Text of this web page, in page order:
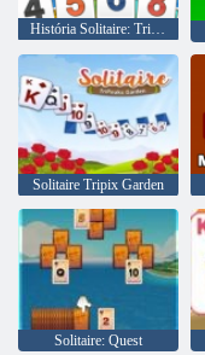
História Solitaire: Triplex
Solitaire Tripix Garden
Solitaire: Quest